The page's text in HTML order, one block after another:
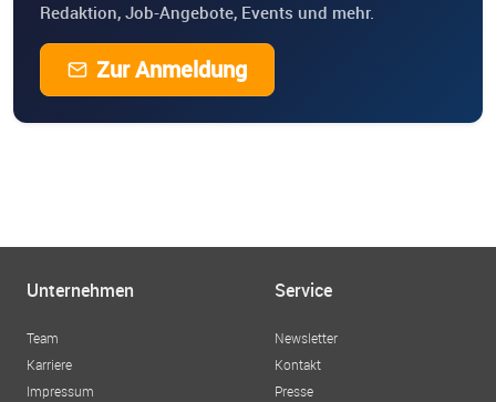
Redaktion, Job-Angebote, Events und mehr.
Zur Anmeldung
Unternehmen
Team
Karriere
Impressum
Service
Newsletter
Kontakt
Presse